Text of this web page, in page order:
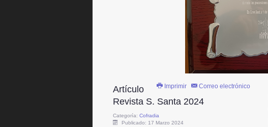
Imprimir Correo electrónico
Artículo
Revista S. Santa 2024
Categoría: Cofradia
Publicado: 17 Marzo 2024